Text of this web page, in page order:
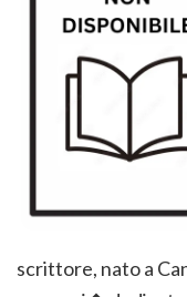
scrittore, nato a